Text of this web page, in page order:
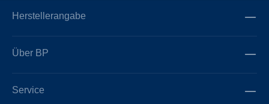
Herstellerangabe
Über BP
Service